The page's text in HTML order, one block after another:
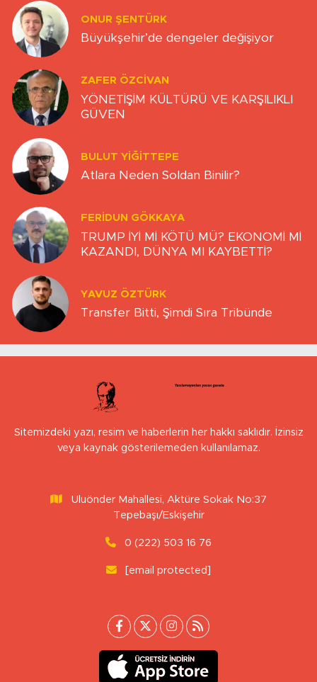
ONUR ŞENTÜRK
Büyükşehir’de dengeler değişiyor
ZAFER ÖZCIVAN
YÖNETİŞİM KÜLTÜRÜ VE KARŞILIKLI
GÜVEN
BULUT YİĞİTTEPE
Atlara Neden Soldan Binilir?
FERIDUN GÖKKAYA
TRUMP İYİ Mİ KÖTÜ MÜ? EKONOMİ Mİ
KAZANDI, DÜNYA MI KAYBETTİ?
YAVUZ ÖZTÜRK
Transfer Bitti, Şimdi Sıra Tribünde
Sitemizdeki yazı, resim ve haberlerin her hakkı saklıdır. İzinsiz
veya kaynak gösterilemeden kullanılamaz.
Uluönder Mahallesi, Aktüre Sokak No:37
Tepebaşı/Eskişehir
0 (222) 503 16 76
[email protected]